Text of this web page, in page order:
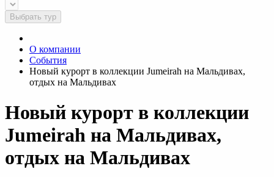
Выбрать тур
О компании
События
Новый курорт в коллекции Jumeirah на Мальдивах,
отдых на Мальдивах
Новый курорт в коллекции
Jumeirah на Мальдивах,
отдых на Мальдивах